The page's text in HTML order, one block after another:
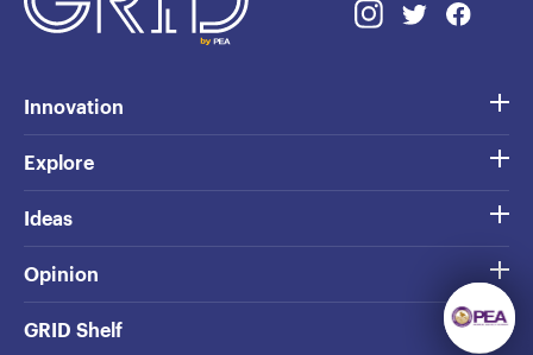
Innovation
Explore
Ideas
Opinion
GRID Shelf